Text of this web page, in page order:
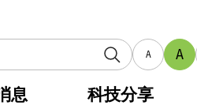
A A
息 科技分享